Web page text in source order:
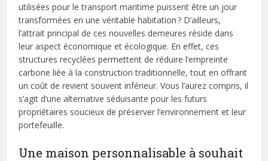
utilisées pour le transport maritime puissent être un jour
transformées en une véritable habitation ? D’ailleurs,
l’attrait principal de ces nouvelles demeures réside dans
leur aspect économique et écologique. En effet, ces
structures recyclées permettent de réduire l’empreinte
carbone liée à la construction traditionnelle, tout en offrant
un coût de revient souvent inférieur. Vous l’aurez compris, il
s’agit d’une alternative séduisante pour les futurs
propriétaires soucieux de préserver l’environnement et leur
portefeuille.
Une maison personnalisable à souhait